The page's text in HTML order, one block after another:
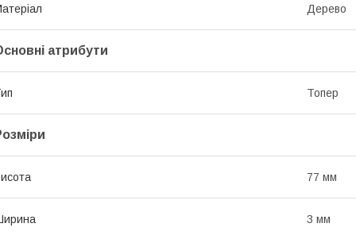
Дерево
атрибути
Топер
77 мм
3 мм